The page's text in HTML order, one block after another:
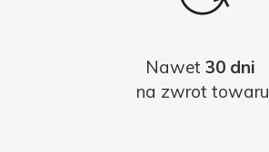
Nawet 30 dni
na zwrot towaru